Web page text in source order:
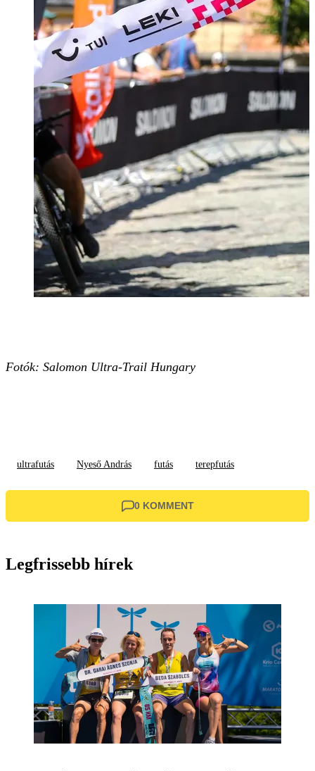
Fotók: Salomon Ultra-Trail Hungary
ultrafutás Nyeső András futás terepfutás
0 KOMMENT
Legfrissebb hírek